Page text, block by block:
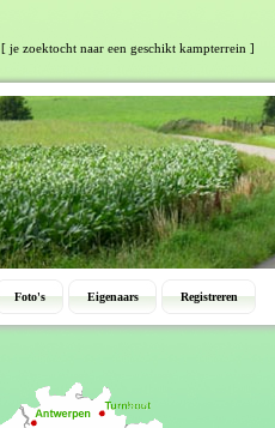
[ je zoektocht naar een geschikt kampterrein ]
Foto's Eigenaars Registreren